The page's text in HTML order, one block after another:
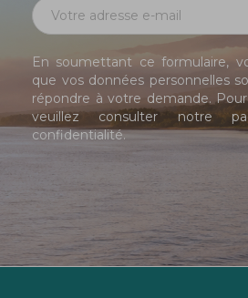
En soumettant ce formulaire,
que vos données personnelles
répondre à votre demande.
veuillez consulter notre
confidentialité.